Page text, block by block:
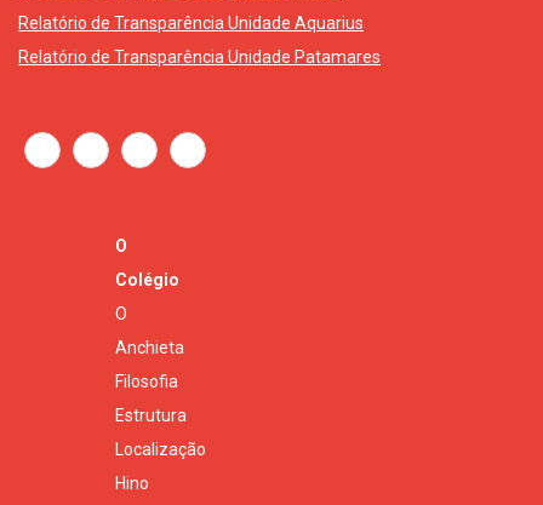
Relatório de Transparência Unidade Aquarius
Relatório de Transparência Unidade Patamares
O
Colégio
O
Anchieta
Filosofia
Estrutura
Localização
Hino